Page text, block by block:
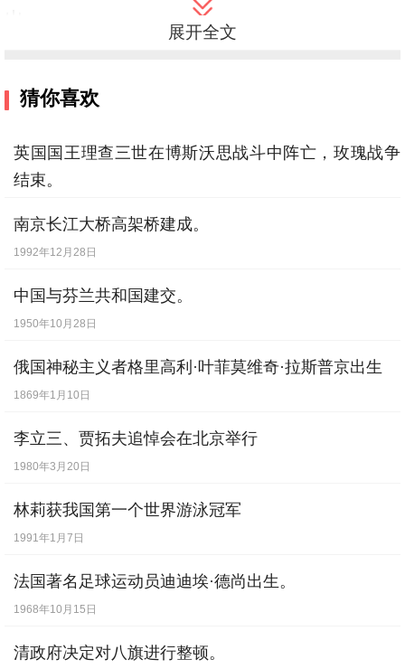
[ 7月7日] -
[
而断交
8月1日
8月12日] -巴克·欧文斯（BuckOwens），
76岁，美国乡村音乐歌手
9月15日
10月24日] -美国华尔街股市崩溃，引发全
10月29日] -世界经济大危机爆发。
11月11日
11月23日] -法国一战总理克列孟梭逝世。
【逝世】
12月2日] -北平周口店发现中国猿人头盖骨
12月6日] -
展开全文
猜你喜欢
英国国王理查三世在博斯沃思战斗中阵亡，玫瑰战争
结束。
南京长江大桥高架桥建成。
1992年12月28日
中国与芬兰共和国建交。
1950年10月28日
俄国神秘主义者格里高利·叶菲莫维奇·拉斯普京出生
1869年1月10日
李立三、贾拓夫追悼会在北京举行
1980年3月20日
林莉获我国第一个世界游泳冠军
1991年1月7日
法国著名足球运动员迪迪埃·德尚出生。
1968年10月15日
清政府决定对八旗进行整顿。